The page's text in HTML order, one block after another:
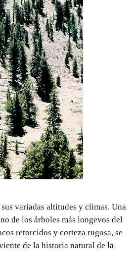
variadas altitudes y climas. Una
de los árboles más longevos del
retorcidos y corteza rugosa, se
de la historia natural de la